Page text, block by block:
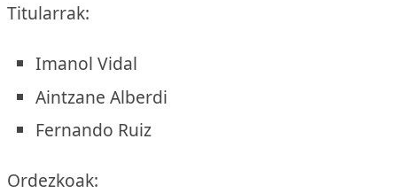
Titularrak:
Imanol Vidal
Aintzane Alberdi
Fernando Ruiz
Ordezkoak: